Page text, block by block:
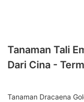
Tanaman Tali
Dari Cina -
Tanaman Dracaena